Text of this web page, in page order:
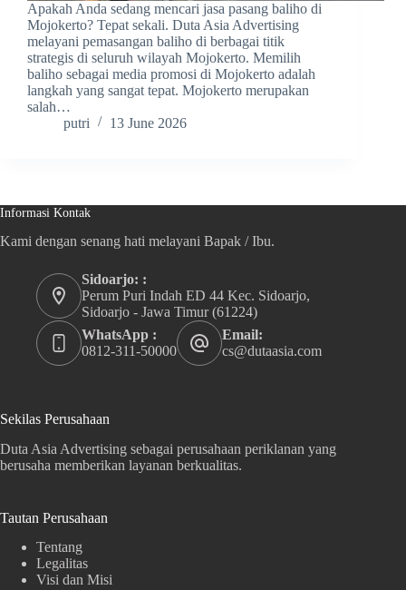
Apakah Anda sedang mencari jasa pasang baliho di
Mojokerto? Tepat sekali. Duta Asia Advertising
melayani pemasangan baliho di berbagai titik
strategis di seluruh wilayah Mojokerto. Memilih
baliho sebagai media promosi di Mojokerto adalah
langkah yang sangat tepat. Mojokerto merupakan
salah…
putri
13 June 2026
Informasi Kontak
Kami dengan senang hati melayani Bapak / Ibu.
Sidoarjo: :
Perum Puri Indah ED 44 Kec. Sidoarjo,
Sidoarjo - Jawa Timur (61224)
WhatsApp :
0812-311-50000
Email:
cs@dutaasia.com
Sekilas Perusahaan
Duta Asia Advertising sebagai perusahaan periklanan yang
berusaha memberikan layanan berkualitas.
Tautan Perusahaan
Tentang
Legalitas
Visi dan Misi